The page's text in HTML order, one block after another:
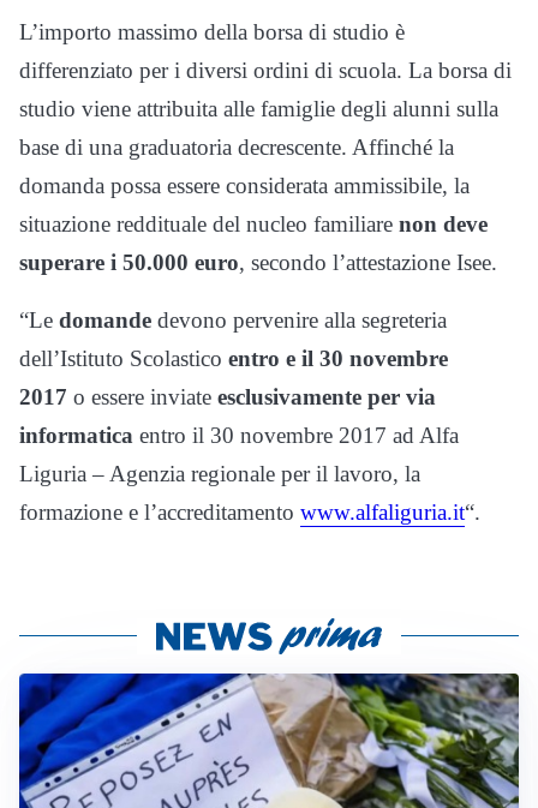
L’importo massimo della borsa di studio è
differenziato per i diversi ordini di scuola. La borsa di
studio viene attribuita alle famiglie degli alunni sulla
base di una graduatoria decrescente. Affinché la
domanda possa essere considerata ammissibile, la
situazione reddituale del nucleo familiare non deve
superare i 50.000 euro, secondo l’attestazione Isee.
“Le domande devono pervenire alla segreteria
dell’Istituto Scolastico entro e il 30 novembre
2017 o essere inviate esclusivamente per via
informatica entro il 30 novembre 2017 ad Alfa
Liguria – Agenzia regionale per il lavoro, la
formazione e l’accreditamento www.alfaliguria.it“.